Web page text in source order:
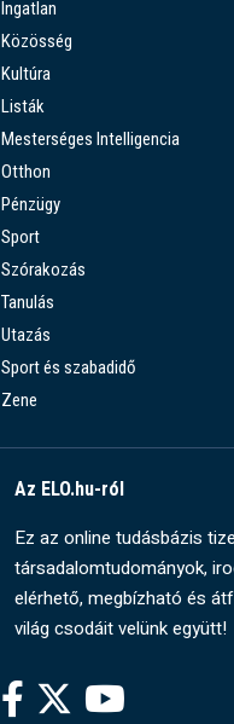
Ingatlan
Közösség
Kultúra
Listák
Mesterséges Intelligencia
Otthon
Pénzügy
Sport
Szórakozás
Tanulás
Utazás
Sport és szabadidő
Zene
Az ELO.hu-ról
Ez az online tudásbázis
társadalomtudományok,
elérhető, megbízható és
világ csodáit velünk együtt!